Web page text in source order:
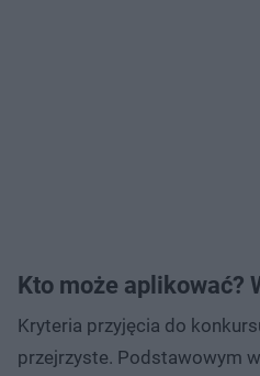
Kto może aplikować?
Kryteria przyjęcia do
przejrzyste. Podstawowym